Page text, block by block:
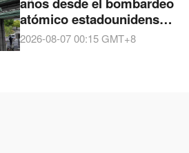
atómico estadounidense
de Hiroshima
2026-08-07 00:15GMT+8